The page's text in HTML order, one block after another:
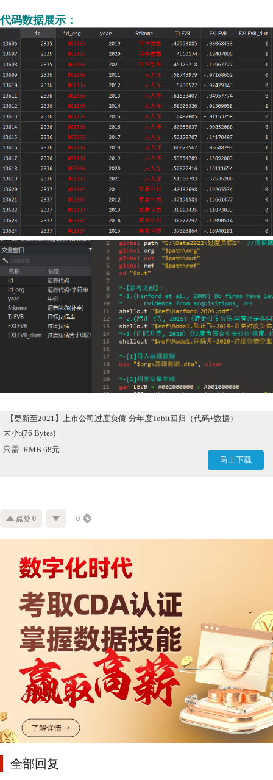
代码数据展示：
【更新至2021】上市公司过度负债-分年度Tobit回归（代码+数据）
大小:(76 Bytes)
只需: RMB 68元
马上下载
点赞 0 0
全部回复